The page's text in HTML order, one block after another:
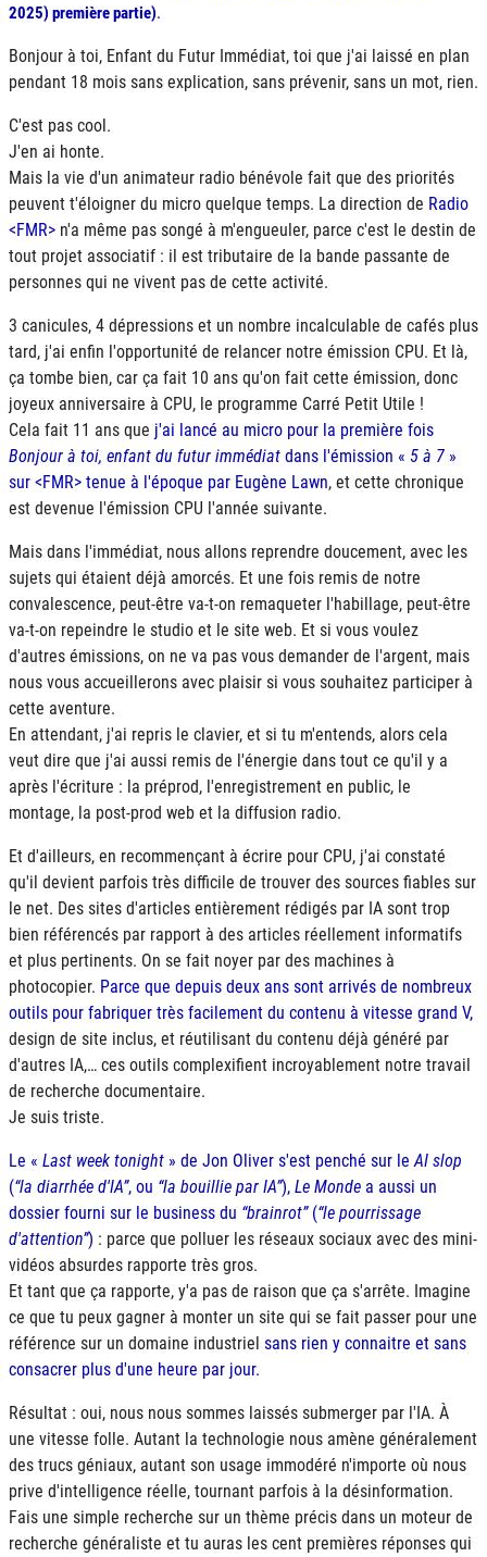
2025) première partie).
Bonjour à toi, Enfant du Futur Immédiat, toi que j'ai laissé en plan
pendant 18 mois sans explication, sans prévenir, sans un mot, rien.
C'est pas cool.
J'en ai honte.
Mais la vie d'un animateur radio bénévole fait que des priorités
peuvent t'éloigner du micro quelque temps. La direction de Radio
<FMR> n'a même pas songé à m'engueuler, parce c'est le destin de
tout projet associatif : il est tributaire de la bande passante de
personnes qui ne vivent pas de cette activité.
3 canicules, 4 dépressions et un nombre incalculable de cafés plus
tard, j'ai enfin l'opportunité de relancer notre émission CPU. Et là,
ça tombe bien, car ça fait 10 ans qu'on fait cette émission, donc
joyeux anniversaire à CPU, le programme Carré Petit Utile !
Cela fait 11 ans que j'ai lancé au micro pour la première fois
Bonjour à toi, enfant du futur immédiat dans l'émission « 5 à 7 »
sur <FMR> tenue à l'époque par Eugène Lawn, et cette chronique
est devenue l'émission CPU l'année suivante.
Mais dans l'immédiat, nous allons reprendre doucement, avec les
sujets qui étaient déjà amorcés. Et une fois remis de notre
convalescence, peut-être va-t-on remaqueter l'habillage, peut-être
va-t-on repeindre le studio et le site web. Et si vous voulez
d'autres émissions, on ne va pas vous demander de l'argent, mais
nous vous accueillerons avec plaisir si vous souhaitez participer à
cette aventure.
En attendant, j'ai repris le clavier, et si tu m'entends, alors cela
veut dire que j'ai aussi remis de l'énergie dans tout ce qu'il y a
après l'écriture : la préprod, l'enregistrement en public, le
montage, la post-prod web et la diffusion radio.
Et d'ailleurs, en recommençant à écrire pour CPU, j'ai constaté
qu'il devient parfois très difficile de trouver des sources fiables sur
le net. Des sites d'articles entièrement rédigés par IA sont trop
bien référencés par rapport à des articles réellement informatifs
et plus pertinents. On se fait noyer par des machines à
photocopier. Parce que depuis deux ans sont arrivés de nombreux
outils pour fabriquer très facilement du contenu à vitesse grand V,
design de site inclus, et réutilisant du contenu déjà généré par
d'autres IA,… ces outils complexifient incroyablement notre travail
de recherche documentaire.
Je suis triste.
Le « Last week tonight » de Jon Oliver s'est penché sur le AI slop
( la diarrhée d'IA , ou la bouillie par IA ), Le Monde a aussi un
dossier fourni sur le business du brainrot ( le pourrissage
d'attention ) : parce que polluer les réseaux sociaux avec des mini-
vidéos absurdes rapporte très gros.
Et tant que ça rapporte, y'a pas de raison que ça s'arrête. Imagine
ce que tu peux gagner à monter un site qui se fait passer pour une
référence sur un domaine industriel sans rien y connaitre et sans
consacrer plus d'une heure par jour.
Résultat : oui, nous nous sommes laissés submerger par l'IA. À
une vitesse folle. Autant la technologie nous amène généralement
des trucs géniaux, autant son usage immodéré n'importe où nous
prive d'intelligence réelle, tournant parfois à la désinformation.
Fais une simple recherche sur un thème précis dans un moteur de
recherche généraliste et tu auras les cent premières réponses qui